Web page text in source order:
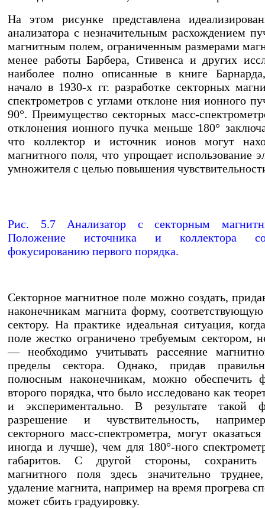
На этом рисунке представлена
анализатора с незначительным расхождением
магнитным полем, ограниченным размерами
менее работы Барбера, Стивенса и других
наиболее полно описанные в книге
начало в 1930-х гг. разработке секторных
спектрометров с углами отклоне ния ионного
90°. Преимущество секторных масс-
отклонения ионного пучка меньше 180°
что коллектор и источник ионов могут
магнитного поля, что упрощает использование
умножителя с целью повышения
Рис. 5.7 Анализатор с секторным
Положение источника и коллектора
фокусированию первого порядка.
Секторное магнитное поле можно создать,
наконечникам магнита форму,
сектору. На практике идеальная ситуация,
поле жестко ограничено требуемым сектором,
— необходимо учитывать рассеяние
пределы сектора. Однако, придав
полюсным наконечникам, можно обеспечить
второго порядка, что было исследовано как
и экспериментально. В результате такой
разрешение и чувствительность,
секторного масс-спектрометра, могут
иногда и лучше), чем для 180°-ного
габаритов. С другой стороны, сохранить
магнитного поля здесь значительно
удаление магнита, например на время прогрева
может сбить градуировку.